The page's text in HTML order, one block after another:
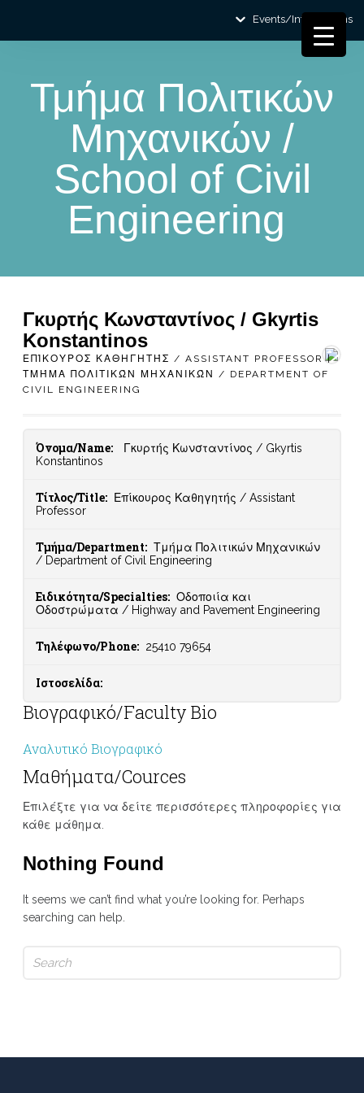
Events/Informations
Τμήμα Πολιτικών
Μηχανικών /
School of Civil
Engineering
Γκυρτής Κωνσταντίνος / Gkyrtis
Konstantinos
ΕΠΊΚΟΥΡΟΣ ΚΑΘΗΓΗΤΉΣ / ASSISTANT PROFESSOR |
ΤΜΉΜΑ ΠΟΛΙΤΙΚΏΝ ΜΗΧΑΝΙΚΏΝ / DEPARTMENT OF
CIVIL ENGINEERING
Όνομα/Name:
Γκυρτής Κωνσταντίνος / Gkyrtis
Konstantinos
Τίτλος/Title:
Επίκουρος Καθηγητής / Assistant
Professor
Τμήμα/Department: Τμήμα Πολιτικών Μηχανικών
/ Department of Civil Engineering
Ειδικότητα/Specialties: Οδοποιία και
Οδοστρώματα / Highway and Pavement Engineering
Τηλέφωνο/Phone: 25410 79654
Ιστοσελίδα:
Βιογραφικό/Faculty Bio
Αναλυτικό Βιογραφικό
Μαθήματα/Cources
Επιλέξτε για να δείτε περισσότερες πληροφορίες για
κάθε μάθημα.
Nothing Found
It seems we can’t find what you’re looking for. Perhaps
searching can help.